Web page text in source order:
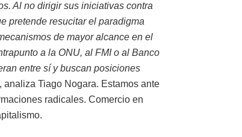
Al no dirigir sus iniciativas contra
pretende resucitar el paradigma
de mayor alcance en el
a la ONU, al FMI o al Banco
entre sí y buscan posiciones
analiza Tiago Nogara. Estamos ante
radicales. Comercio en